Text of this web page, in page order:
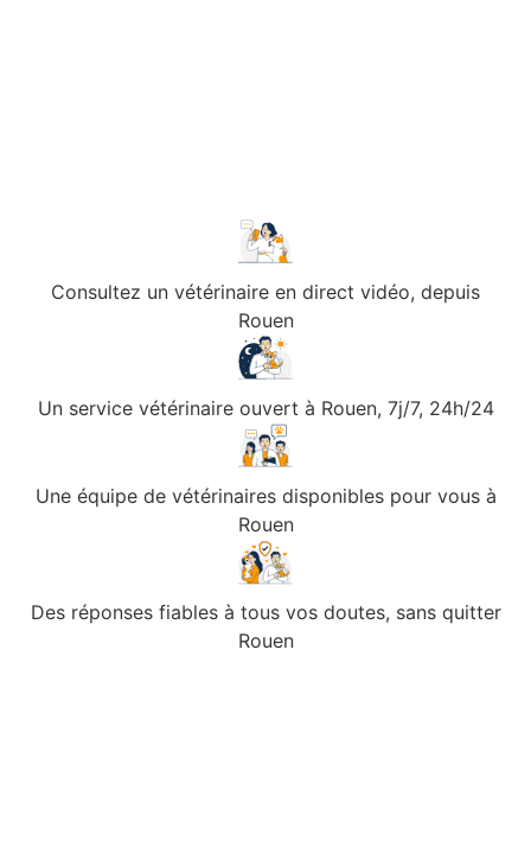
Consultez un vétérinaire en direct vidéo, depuis
Rouen
Un service vétérinaire ouvert à Rouen, 7j/7, 24h/24
Une équipe de vétérinaires disponibles pour vous à
Rouen
Des réponses fiables à tous vos doutes, sans quitter
Rouen